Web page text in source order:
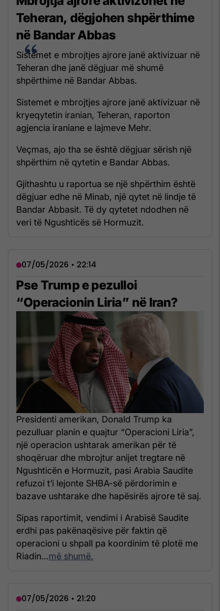
Teheran, dëgjohen shpërthime
në Bandar Abbas
Sistemet e mbrojtjes ajrore janë aktivizuar në
Teheran dhe janë dëgjuar më shumë
shpërthime në Bandar Abbas.
Sistemet e mbrojtjes ajrore janë aktivizuar në
kryeqytetin iranian, Teheran, raporton
agjencia iraniane e lajmeve Mehr.
Veçmas, ajo tha se është dëgjuar sërish një
shpërthim në qytetin e Bandar Abbas.
Gjithashtu u raportua se një shpërthim është
dëgjuar edhe në Minab, një qytet në lindje të
Bandar Abbasit. Të dy qytetet ndodhen në
veri të Ngushticës së Hormuzit.
07/05/2026 • 22:14
Pse Trump e pezulloi
“Operacionin Liria” në Iran?
Presidenti amerikan, Donald Trump ka
pezulluar planin e quajtur “Operacioni Liria”,
një operacion ushtarak amerikan për të
shoqëruar dhe mbrojtur anijet tregtare në
Ngushticën e Hormuzit, pasi Arabia Saudite
refuzoi t’i lejonte SHBA-së përdorimin e
bazave ushtarake dhe hapësirës ajrore të saj.
Sipas raportimit, vendimi i Arabisë Saudite
erdhi pas pakënaqësive për faktin që
operacioni u shpall pa koordinim të plotë me
Riadin...më shumë.
07/05/2026 • 21:20